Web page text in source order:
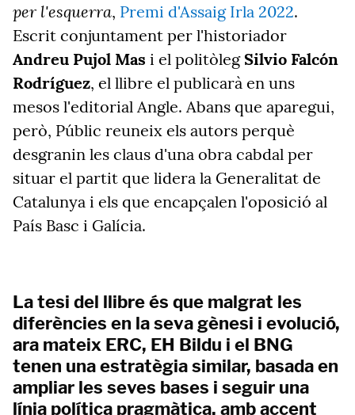
per l'esquerra, Premi d'Assaig Irla 2022.
Escrit conjuntament per l'historiador
Andreu Pujol Mas i el politòlegSilvio Falcón
Rodríguez, el llibre el publicarà en uns
mesos l'editorial Angle. Abans que aparegui,
però, Públic reuneix els autors perquè
desgranin les claus d'una obra cabdal per
situar el partit que lidera la Generalitat de
Catalunya i els que encapçalen l'oposició al
País Basc i Galícia.
La tesi del llibre és que malgrat les
diferències en la seva gènesi i evolució,
ara mateix ERC, EH Bildu i el BNG
tenen una estratègia similar, basada en
ampliar les seves bases i seguir una
línia política pragmàtica, amb accent